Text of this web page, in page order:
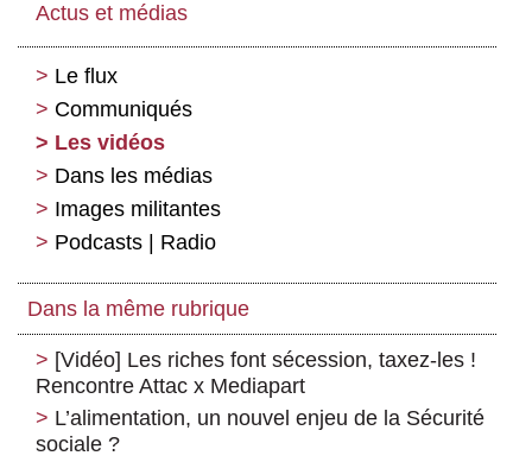
Actus et médias
Le flux
Communiqués
Les vidéos
Dans les médias
Images militantes
Podcasts | Radio
Dans la même rubrique
[Vidéo] Les riches font sécession, taxez-les !
Rencontre Attac x Mediapart
L’alimentation, un nouvel enjeu de la Sécurité
sociale ?